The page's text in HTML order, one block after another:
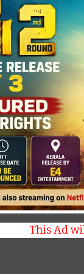
கதையுடன்,
குறிப்பாக
ஒளிப்பதிவு
ஹார்ட் பீட்,
அபரிமிதமான
This Ad